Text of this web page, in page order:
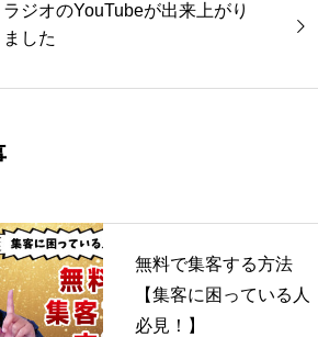
ラジオのYouTubeが出来上がり
ました
無料で集客する方法
【集客に困っている人
必見！】